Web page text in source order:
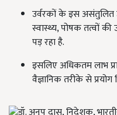
उर्वरकों के इस असंतुलित
स्वास्थ्य, पोषक तत्वों की
पड़ रहा है.
इसलिए अधिकतम लाभ
वैज्ञानिक तरीके से प्रयोग